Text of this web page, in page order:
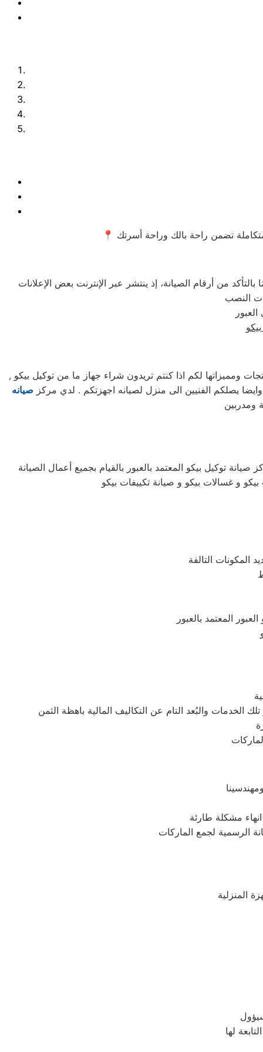
من أرقام الصيانة، إذ ينتشر عبر الإنترنت بعض الإعلانات
لكم اذا كنتم تريدون شراء جهاز ما من توكيل بيكو ,
صيانه
ومدربين
توكيل بيكو المعتمد بالعبور بالقيام بجميع أعمال الصيانة
بيكو و غسالات بيكو و صيانة تكييفات بيكو
المكونات التالفة
مشكلة طارئة
الرسمية لجمع الماركات